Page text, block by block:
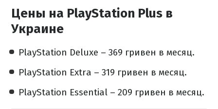
Цены на PlayStation Plus в
Украине
PlayStation Deluxe – 369 гривен в месяц.
PlayStation Extra – 319 гривен в месяц.
PlayStation Essential – 209 гривен в месяц.